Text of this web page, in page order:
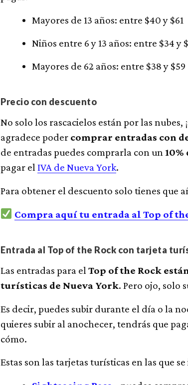
Mayores de 13 años: entre $40 y $61
Niños entre 6 y 13 años: entre $34 y
Mayores de 62 años: entre $38 y $59
Precio con descuento
No solo los rascacielos están por las nubes,
agradece poder comprar entradas con
de entradas puedes comprarla con un 10%
pagar elIVA de Nueva York.
Para obtener el descuento solo tienes que
Compra aquí tu entrada al Top of
Entrada al Top of the Rock con tarjeta
Las entradas para elTop of the Rock
turísticas de Nueva York. Pero ojo, solo
Es decir, puedes subir durante el día o la
quieres subir al anochecer, tendrás que
cómo.
Estas son las tarjetas turísticas en las que